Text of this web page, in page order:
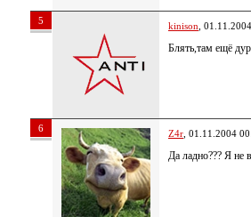
5 kinison ,
Блять,там ещё
6 Z4r , 01.11.2004
Да ладно??? Я не